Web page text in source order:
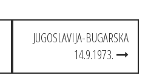
JUGOSLAVIJA-BUGARSKA
14.9.1973.